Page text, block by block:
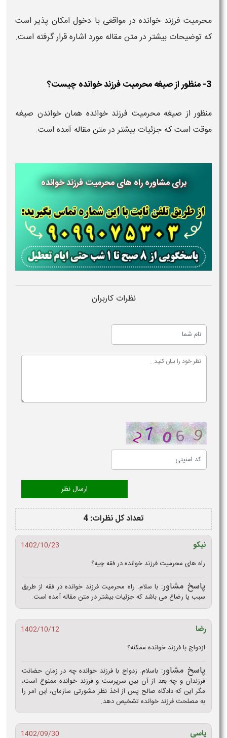
محرمیت فرزند خوانده در مواقعی با دخول امکان پذیر است
که توضیحات بیشتر در متن مقاله مورد اشاره قرار گرفته است.
3- منظور از صیغه محرمیت فرزند خوانده چیست؟
منظور از صیغه محرمیت فرزند خوانده همان خواندن صیغه
موقت است که جزئیات بیشتر در متن مقاله آمده است.
برای مشاوره راه های محرمیت فرزند خوانده
نظرات کاربران
تعداد کل نظرات: 4
نیکو
1402/10/23
راه های محرمیت فرزند خوانده در فقه چیه؟
پاسخ مشاور: با سلام. راه محرمیت فرزند خوانده در فقه از طریق
سبب یا رضاع می باشد که جزئیات بیشتر در متن مقاله آمده است.
رضا
1402/10/12
ازدواج با فرزند خوانده ممکنه؟
پاسخ مشاور: باسلام. زدواج با فرزند خوانده چه در زمان حضانت
فرزندان و چه بعد از آن بین سرپرست و فرزند خوانده ممنوع است،
مگر این که دادگاه صالح پس از اخذ نظر مشورتی سازمان،‌ این امر را
به مصلحت فرزند خوانده تشخیص دهد.
یاسی
1402/09/30